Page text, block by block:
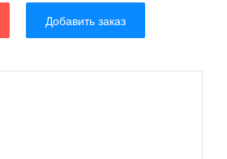
Добавить заказ